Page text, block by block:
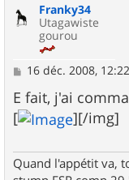
Franky34
Utagawiste
gourou
M
s
s
a
16 déc. 2008, 12:22
E fait, j'ai
[
][/img]
Quand l'appétit va,